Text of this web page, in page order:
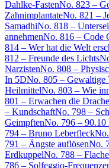
Dahlke-FastenNo. 823 –
ZahnimplantateNo. 821 –
SamadhiNo. 818 –
annehmenNo. 816 – Code
814 – Wer hat die Welt
812 – Freunde des Lichts
NarzistenNo. 808 –
In 5DNo. 805 – Gewaltige
HeilmittelNo. 803 – Wie
801 – Erwachen die
– KundschaftNo. 798 –
GeimpftenNo. 796 – 90.10
794 – Bruno Leberfleck
791 – Ängste auflösenNo.
ErdkuppelNo. 788 –
786 – Solfeggio-